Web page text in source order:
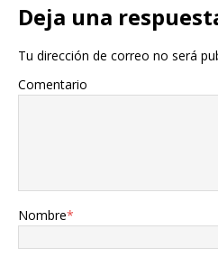
Deja una
Tu dirección de correo no será
Comentario
Nombre*